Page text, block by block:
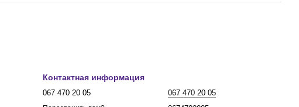
Контактная информация
067 470 20 05
067 470 20 05